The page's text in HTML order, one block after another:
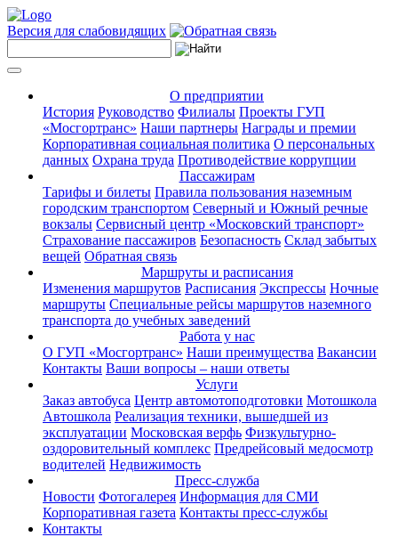
Версия для слабовидящих
О предприятии
История Руководство Филиалы Проекты ГУП
«Мосгортранс» Наши партнеры Награды и премии
Корпоративная социальная политика О персональных
данных Охрана труда Противодействие коррупции
Пассажирам
Тарифы и билеты Правила пользования наземным
городским транспортом Северный и Южный речные
вокзалы Сервисный центр «Московский транспорт»
Страхование пассажиров Безопасность Склад забытых
вещей Обратная связь
Маршруты и расписания
Изменения маршрутов Расписания Экспрессы Ночные
маршруты Специальные рейсы маршрутов наземного
транспорта до учебных заведений
Работа у нас
О ГУП «Мосгортранс» Наши преимущества Вакансии
Контакты Ваши вопросы – наши ответы
Услуги
Заказ автобуса Центр автомотоподготовки Мотошкола
Автошкола Реализация техники, вышедшей из
эксплуатации Московская верфь Физкультурно-
оздоровительный комплекс Предрейсовый медосмотр
водителей Недвижимость
Пресс-служба
Новости Фотогалерея Информация для СМИ
Корпоративная газета Контакты пресс-службы
Контакты